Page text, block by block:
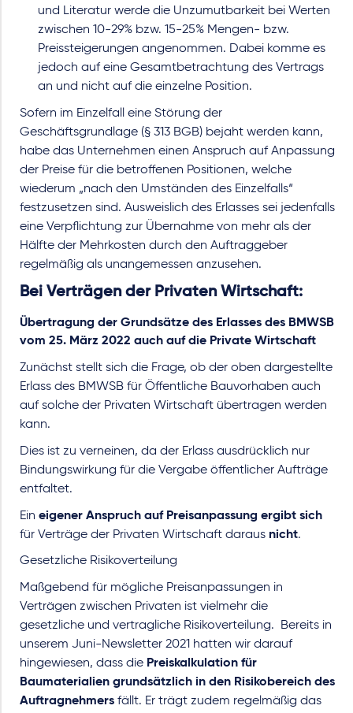
und Literatur werde die Unzumutbarkeit bei Werten
zwischen 10-29% bzw. 15-25% Mengen- bzw.
Preissteigerungen angenommen. Dabei komme es
jedoch auf eine Gesamtbetrachtung des Vertrags
an und nicht auf die einzelne Position.
Sofern im Einzelfall eine Störung der
Geschäftsgrundlage (§ 313 BGB) bejaht werden kann,
habe das Unternehmen einen Anspruch auf Anpassung
der Preise für die betroffenen Positionen, welche
wiederum „nach den Umständen des Einzelfalls“
festzusetzen sind. Ausweislich des Erlasses sei jedenfalls
eine Verpflichtung zur Übernahme von mehr als der
Hälfte der Mehrkosten durch den Auftraggeber
regelmäßig als unangemessen anzusehen.
Bei Verträgen der Privaten Wirtschaft:
Übertragung der Grundsätze des Erlasses des BMWSB
vom 25. März 2022 auch auf die Private Wirtschaft
Zunächst stellt sich die Frage, ob der oben dargestellte
Erlass des BMWSB für Öffentliche Bauvorhaben auch
auf solche der Privaten Wirtschaft übertragen werden
kann.
Dies ist zu verneinen, da der Erlass ausdrücklich nur
Bindungswirkung für die Vergabe öffentlicher Aufträge
entfaltet.
Ein eigener Anspruch auf Preisanpassung ergibt sich
für Verträge der Privaten Wirtschaft daraus nicht.
Gesetzliche Risikoverteilung
Maßgebend für mögliche Preisanpassungen in
Verträgen zwischen Privaten ist vielmehr die
gesetzliche und vertragliche Risikoverteilung. Bereits in
unserem Juni-Newsletter 2021 hatten wir darauf
hingewiesen, dass die Preiskalkulation für
Baumaterialien grundsätzlich in den Risikobereich des
Auftragnehmers fällt. Er trägt zudem regelmäßig das